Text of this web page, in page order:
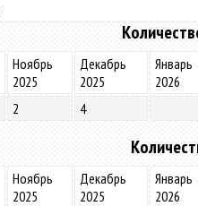
Ноябрь
2025
Декабрь
2025
Январь
2026
2 4
Ноябрь
2025
Декабрь
2025
Январь
2026